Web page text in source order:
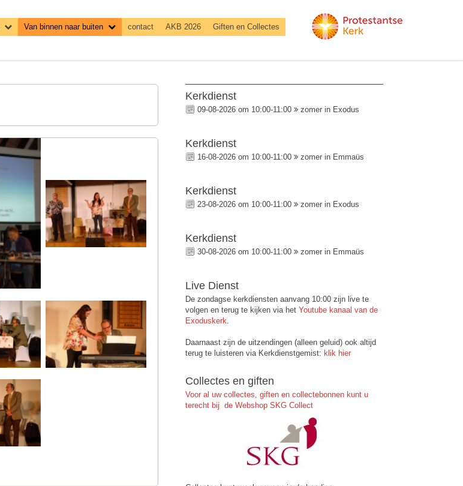
Van binnen naar buiten contact AKB 2026 Giften en Collectes
Kerkdienst
09-08-2026 om 10:00-11:00 zomer in Exodus
Kerkdienst
16-08-2026 om 10:00-11:00 zomer in Emmaüs
Kerkdienst
23-08-2026 om 10:00-11:00 zomer in Exodus
Kerkdienst
30-08-2026 om 10:00-11:00 zomer in Emmaüs
Live Dienst
De zondagse kerkdiensten aanvang 10:00 zijn live te
volgen en terug te kijken via hetYoutube kanaal van de
Exoduskerk.
Daarnaast zijn de uitzendingen (alleen geluid) ook altijd
terug te luisteren via Kerkdienstgemist: klik hier
Collectes en giften
Voor al uw collectes, giften en collectebonnen kunt u
terecht bij de Webshop SKG Collect